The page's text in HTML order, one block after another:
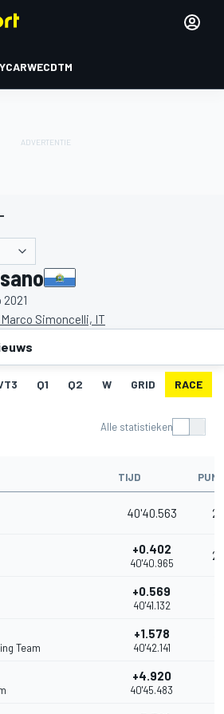
WECDTM
2021
Simoncelli, IT
Q1 Q2 W GRID RACE
Alle statistieken
TIJD
40'40.563 25
+0.402
40'40.965
20
+0.569
40'41.132
Team
+1.578
40'42.141
+4.920
40'45.483